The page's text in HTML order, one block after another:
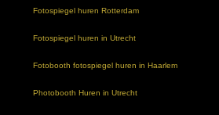
Fotospiegel huren Rotterdam
Fotospiegel huren in Utrecht
Fotobooth fotospiegel huren in Haarlem
Photobooth Huren in Utrecht